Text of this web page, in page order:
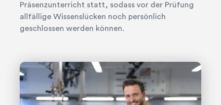
Präsenzunterricht statt, sodass vor der Prüfung
allfällige Wissenslücken noch persönlich
geschlossen werden können.
search Ihre Suche...

hilft!